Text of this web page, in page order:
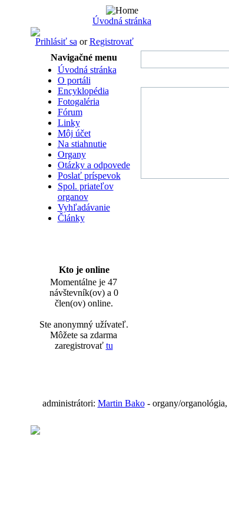
Úvodná stránka
Prihlásiť sa orRegistrovať
Navigačné menu
Úvodná stránka
O portáli
Encyklopédia
Fotogaléria
Fórum
Linky
Môj účet
Na stiahnutie
Organy
Otázky a odpovede
Poslať príspevok
Spol. priateľov
organov
Vyhľadávanie
Články
Kto je online
Momentálne je 47
návštevník(ov) a 0
člen(ov) online.
Ste anonymný užívateľ.
Môžete sa zdarma
zaregistrovať tu
administrátori: Martin Bako- organy/organológia,